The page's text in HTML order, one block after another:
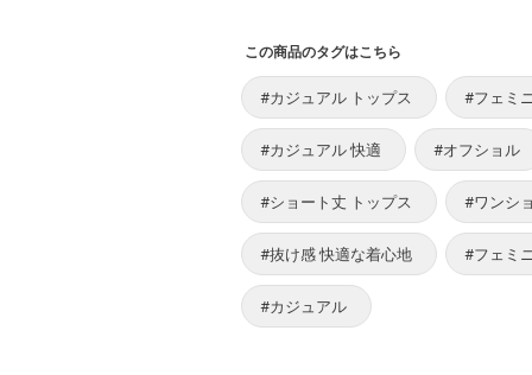
この商品のタグはこちら
#カジュアル トップス #フェミ
#カジュアル 快適 #オフショル
#ショート丈 トップス #ワンシ
#抜け感 快適な着心地 #フェミ
#カジュアル